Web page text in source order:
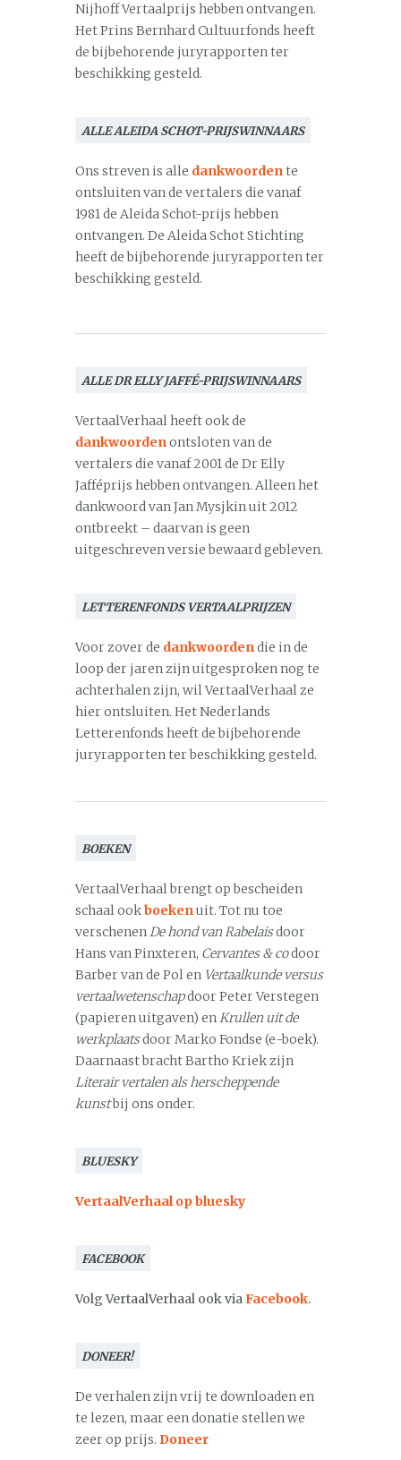
Nijhoff Vertaalprijs hebben ontvangen.
Het Prins Bernhard Cultuurfonds heeft
de bijbehorende juryrapporten ter
beschikking gesteld.
ALLE ALEIDA SCHOT-PRIJSWINNAARS
Ons streven is alle dankwoordente
ontsluiten van de vertalers die vanaf
1981 de Aleida Schot-prijs hebben
ontvangen. De Aleida Schot Stichting
heeft de bijbehorende juryrapporten ter
beschikking gesteld.
ALLE DR ELLY JAFFÉ-PRIJSWINNAARS
VertaalVerhaal heeft ook de
dankwoordenontsloten van de
vertalers die vanaf 2001 de Dr Elly
Jafféprijs hebben ontvangen. Alleen het
dankwoord van Jan Mysjkin uit 2012
ontbreekt – daarvan is geen
uitgeschreven versie bewaard gebleven.
LETTERENFONDS VERTAALPRIJZEN
Voor zover de dankwoordendie in de
loop der jaren zijn uitgesproken nog te
achterhalen zijn, wil VertaalVerhaal ze
hier ontsluiten. Het Nederlands
Letterenfonds heeft de bijbehorende
juryrapporten ter beschikking gesteld.
BOEKEN
VertaalVerhaal brengt op bescheiden
schaal ookboekenuit. Tot nu toe
verschenenDe hond van Rabelaisdoor
Hans van Pinxteren, Cervantes & codoor
Barber van de Pol en Vertaalkunde versus
vertaalwetenschapdoor Peter Verstegen
(papieren uitgaven) enKrullen uit de
werkplaatsdoor Marko Fondse (e-boek).
Daarnaast bracht Bartho Kriek zijn
Literair vertalen als herscheppende
kunstbij ons onder.
BLUESKY
VertaalVerhaal op bluesky
FACEBOOK
Volg VertaalVerhaal ook viaFacebook.
DONEER!
De verhalen zijn vrij te downloaden en
te lezen, maar een donatie stellen we
zeer op prijs. Doneer